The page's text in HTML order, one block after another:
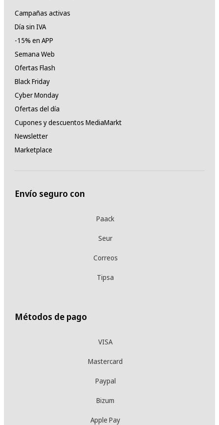
Campañas activas
Día sin IVA
-15% en APP
Semana Web
Ofertas Flash
Black Friday
Cyber Monday
Ofertas del día
Cupones y descuentos MediaMarkt
Newsletter
Marketplace
Envío seguro con
Paack
Seur
Correos
Tipsa
Métodos de pago
VISA
Mastercard
Paypal
Bizum
Apple Pay